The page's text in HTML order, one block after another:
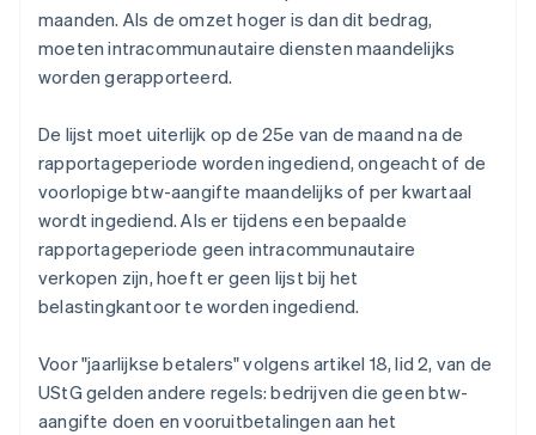
maanden. Als de omzet hoger is dan dit bedrag,
moeten intracommunautaire diensten maandelijks
worden gerapporteerd.
De lijst moet uiterlijk op de 25e van de maand na de
rapportageperiode worden ingediend, ongeacht of de
voorlopige btw-aangifte maandelijks of per kwartaal
wordt ingediend. Als er tijdens een bepaalde
rapportageperiode geen intracommunautaire
verkopen zijn, hoeft er geen lijst bij het
belastingkantoor te worden ingediend.
Voor "jaarlijkse betalers" volgens artikel 18, lid 2, van de
UStG gelden andere regels: bedrijven die geen btw-
aangifte doen en vooruitbetalingen aan het